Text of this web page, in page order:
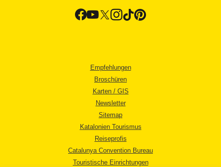
Empfehlungen
Broschüren
Karten / GIS
Newsletter
Sitemap
Katalonien Tourismus
Reiseprofis
Catalunya Convention Bureau
Touristische Einrichtungen